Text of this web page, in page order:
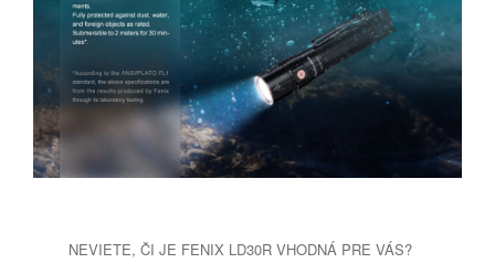
NEVIETE, ČI JE FENIX LD30R VHODNÁ PRE VÁS?